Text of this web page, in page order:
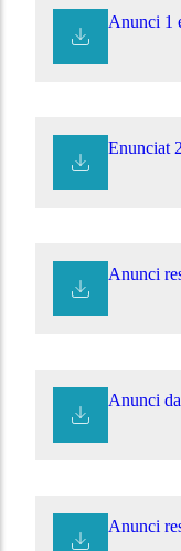
Anunci 1
Enunciat
Anunci
Anunci
Anunci